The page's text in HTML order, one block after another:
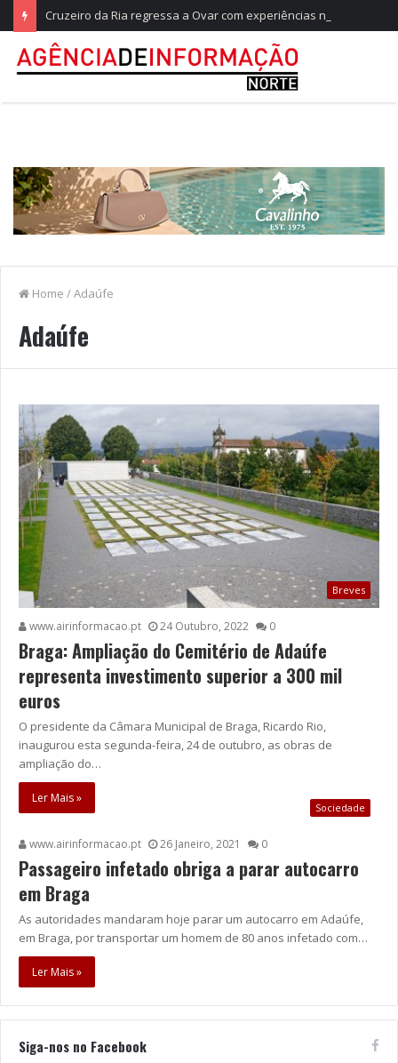
Home /Adaúfe
Adaúfe
Breves
www.airinformacao.pt 24 Outubro, 2022 0
Braga: Ampliação do Cemitério de Adaúfe
representa investimento superior a 300 mil
euros
O presidente da Câmara Municipal de Braga, Ricardo Rio,
inaugurou esta segunda-feira, 24 de outubro, as obras de
ampliação do…
Ler Mais »
Sociedade
www.airinformacao.pt 26 Janeiro, 2021 0
Passageiro infetado obriga a parar autocarro
em Braga
As autoridades mandaram hoje parar um autocarro em Adaúfe,
em Braga, por transportar um homem de 80 anos infetado com…
Ler Mais »
Siga-nos no Facebook